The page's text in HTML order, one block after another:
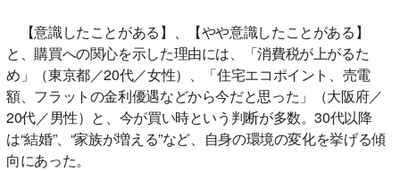
【意識したことがある】、【やや意識したことがある】
と、購買への関心を示した理由には、「消費税が上がるた
め」（東京都／20代／女性）、「住宅エコポイント、売電
額、フラットの金利優遇などから今だと思った」（大阪府／
20代／男性）と、今が買い時という判断が多数。30代以降
は“結婚”、“家族が増える”など、自身の環境の変化を挙げる傾
向にあった。